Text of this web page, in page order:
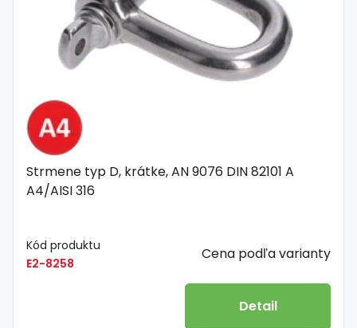
Strmene typ D, krátke, AN 9076 DIN 82101 A
A4/AISI 316
Kód produktu
E2-8258
Cena podľa varianty
Detail